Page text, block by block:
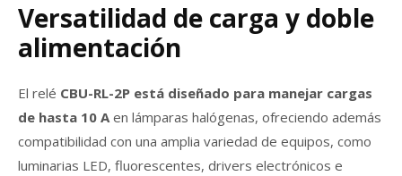
Versatilidad de carga y doble
alimentación
El relé CBU-RL-2P está diseñado para manejar cargas
de hasta 10 Aen lámparas halógenas, ofreciendo además
compatibilidad con una amplia variedad de equipos, como
luminarias LED, fluorescentes, drivers electrónicos e